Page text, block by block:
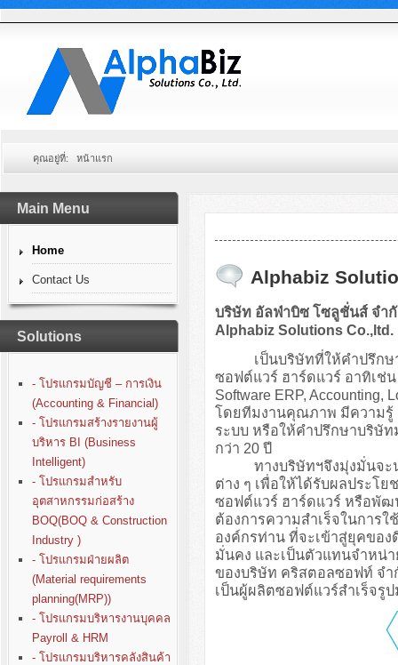
คุณอยู่ที่: หน้าแรก
Main Menu
Home
Contact Us
Solutions
- โปรแกรมบัญชี – การเงิน
(Accounting & Financial)
- โปรแกรมสร้างรายงานผู้
บริหาร BI (Business
Intelligent)
- โปรแกรมสำหรับ
อุตสาหกรรมก่อสร้าง
BOQ(BOQ & Construction
Industry )
- โปรแกรมฝ่ายผลิต
(Material requirements
planning(MRP))
- โปรแกรมบริหารงานบุคคล
Payroll & HRM
- โปรแกรมบริหารคลังสินค้า
Alphabiz
บริษัท อัลฟ่าบิซ โซลูชั่นส์ จำ
Alphabiz Solutions Co.,ltd.
เป็นบริษัทที่ให้คำปรึกษา
ซอฟต์แวร์ ฮาร์ดแวร์ อาทิเช่
Software ERP,
โดยทีมงานคุณภาพ มีความรู้
ระบบ หรือให้คำปรึกษาบริษั
กว่า 20 ปี
ทางบริษัทฯจึงมุ่งมั่นจะน
ต่าง ๆ เพื่อให้ได้รับผลประโย
ซอฟต์แวร์ ฮาร์ดแวร์ หรือพัฒ
ต้องการความสำเร็จในการ
องค์กรท่าน ที่จะเข้าสู่ยุคขอ
มั่นคง และเป็นตัวแทนจำหน่
ของบริษัท คริสตอลซอฟท์ จำ
เป็นผู้ผลิตซอฟต์แวร์สำเร็จรู